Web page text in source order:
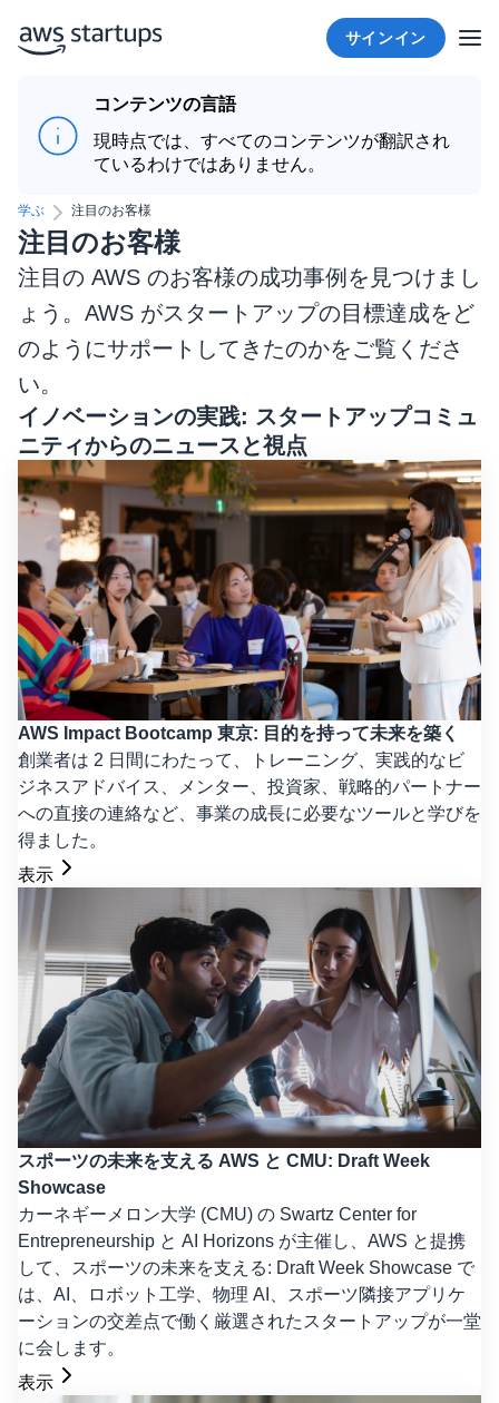
サインイン
コンテンツの言語
現時点では、すべてのコンテンツが翻訳され
ているわけではありません。
学ぶ 注目のお客様
注目のお客様
注目の AWS のお客様の成功事例を見つけまし
ょう。AWS がスタートアップの目標達成をど
のようにサポートしてきたのかをご覧くださ
い。
イノベーションの実践: スタートアップコミュ
ニティからのニュースと視点
AWS Impact Bootcamp 東京: 目的を持って未来を築く
創業者は 2 日間にわたって、トレーニング、実践的なビ
ジネスアドバイス、メンター、投資家、戦略的パートナー
への直接の連絡など、事業の成長に必要なツールと学びを
得ました。
表示
スポーツの未来を支える AWS と CMU: Draft Week
Showcase
カーネギーメロン大学 (CMU) の Swartz Center for
Entrepreneurship と AI Horizons が主催し、AWS と提携
して、スポーツの未来を支える: Draft Week Showcase で
は、AI、ロボット工学、物理 AI、スポーツ隣接アプリケ
ーションの交差点で働く厳選されたスタートアップが一堂
に会します。
表示